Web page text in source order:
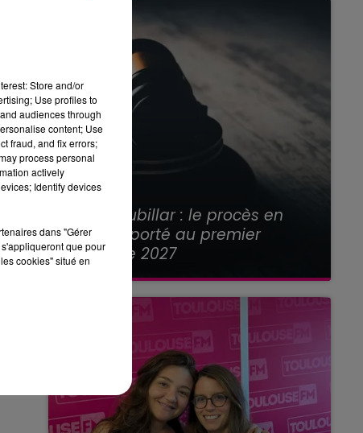
Affaire Jubillar : le procès en
appel reporté au premier
semestre 2027
Store and/or
Use profiles to
audiences through
content; Use
fraud, and fix errors;
process personal
actively
Identify devices
dans "Gérer
que pour
cookies" situé en